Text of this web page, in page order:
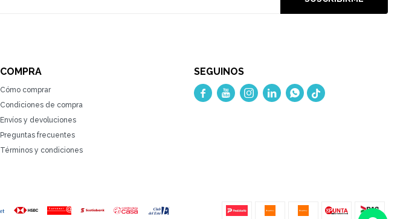
COMPRA
Cómo comprar
Condiciones de compra
Envíos y devoluciones
Preguntas frecuentes
Términos y condiciones
SEGUINOS
    